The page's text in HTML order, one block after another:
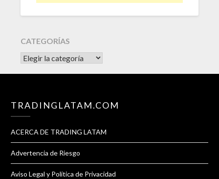
CATEGORÍAS
CATEGORÍAS
TRADINGLATAM.COM
ACERCA DE TRADING LATAM
Advertencia de Riesgo
Aviso Legal y Política de Privacidad